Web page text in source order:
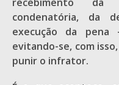
condenatória, da
execução da pena
evitando-se, com
punir o infrator.